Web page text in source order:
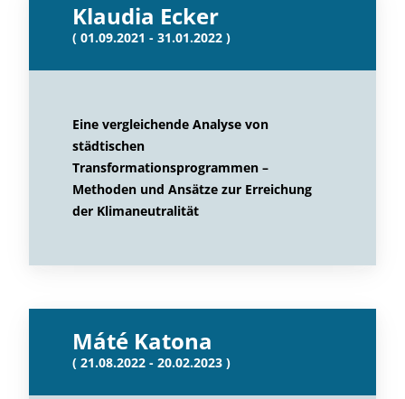
Klaudia Ecker
( 01.09.2021 - 31.01.2022 )
Eine vergleichende Analyse von
städtischen
Transformationsprogrammen –
Methoden und Ansätze zur Erreichung
der Klimaneutralität
Máté Katona
( 21.08.2022 - 20.02.2023 )